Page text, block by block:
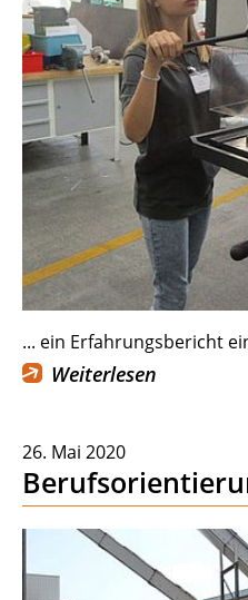
... ein Erfahrungsbericht
Weiterlesen
26. Mai 2020